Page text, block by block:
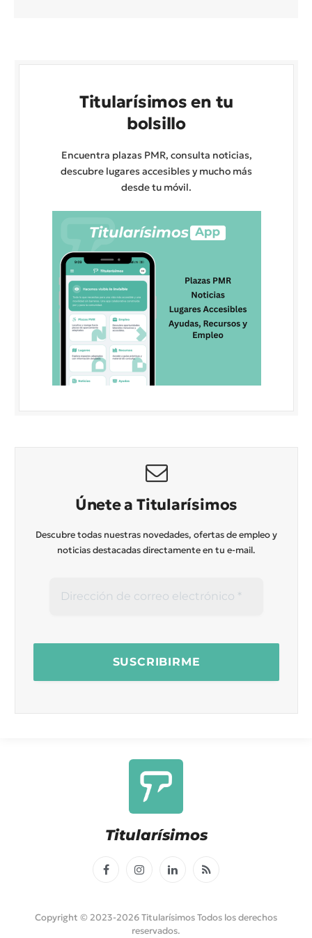
Titularísimos en tu
bolsillo
Encuentra plazas PMR, consulta noticias,
descubre lugares accesibles y mucho más
desde tu móvil.
Únete a Titularísimos
Descubre todas nuestras novedades, ofertas de empleo y
noticias destacadas directamente en tu e-mail.
Titularísimos
FacebookInstagramLinkedInRSS
Copyright © 2023-2026 Titularísimos Todos los derechos
reservados.